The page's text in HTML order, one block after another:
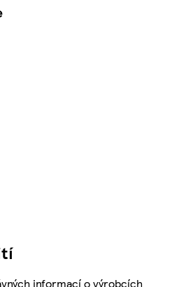
informací o výrobcích